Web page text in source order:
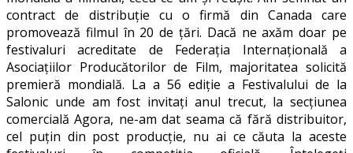
contract de distribuție cu o firmă din Canada care
promovează filmul în 20 de țări. Dacă ne axăm doar pe
festivaluri acreditate de Federația Internațională a
Asociațiilor Producătorilor de Film, majoritatea solicită
premieră mondială. La a 56 ediție a Festivalului de la
Salonic unde am fost invitați anul trecut, la secțiunea
comercială Agora, ne-am dat seama că fără distribuitor,
cel puțin din post producție, nu ai ce căuta la aceste